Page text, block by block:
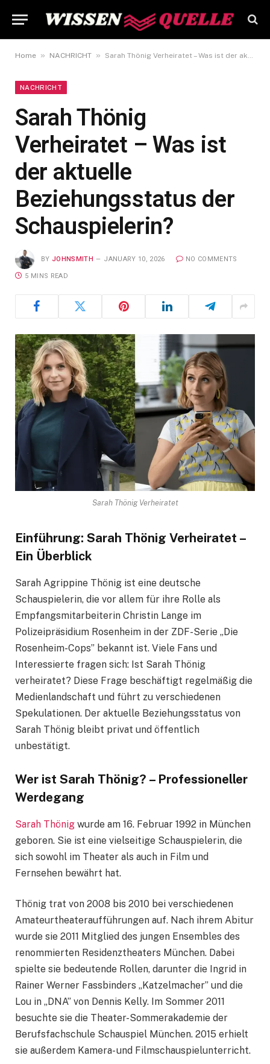
Home » NACHRICHT » Sarah Thönig Verheiratet – Was ist der aktuelle Beziehungsstatus der Schauspielerin?
NACHRICHT
Sarah Thönig
Verheiratet – Was ist
der aktuelle
Beziehungsstatus der
Schauspielerin?
BY JOHNSMITH JANUARY 10, 2026 NO COMMENTS
5 MINS READ
Sarah Thönig Verheiratet
Einführung: Sarah Thönig Verheiratet –
Ein Überblick
Sarah Agrippine Thönig ist eine deutsche
Schauspielerin, die vor allem für ihre Rolle als
Empfangsmitarbeiterin Christin Lange im
Polizeipräsidium Rosenheim in der ZDF-Serie „Die
Rosenheim-Cops” bekannt ist. Viele Fans und
Interessierte fragen sich: Ist Sarah Thönig
verheiratet? Diese Frage beschäftigt regelmäßig die
Medienlandschaft und führt zu verschiedenen
Spekulationen. Der aktuelle Beziehungsstatus von
Sarah Thönig bleibt privat und öffentlich
unbestätigt.
Wer ist Sarah Thönig? – Professioneller
Werdegang
Sarah Thönig wurde am 16. Februar 1992 in München
geboren. Sie ist eine vielseitige Schauspielerin, die
sich sowohl im Theater als auch in Film und
Fernsehen bewährt hat.
Thönig trat von 2008 bis 2010 bei verschiedenen
Amateurtheateraufführungen auf. Nach ihrem Abitur
wurde sie 2011 Mitglied des jungen Ensembles des
renommierten Residenztheaters München. Dabei
spielte sie bedeutende Rollen, darunter die Ingrid in
Rainer Werner Fassbinders „Katzelmacher” und die
Lou in „DNA” von Dennis Kelly. Im Sommer 2011
besuchte sie die Theater-Sommerakademie der
Berufsfachschule Schauspiel München. 2015 erhielt
sie außerdem Kamera- und Filmschauspielunterricht.